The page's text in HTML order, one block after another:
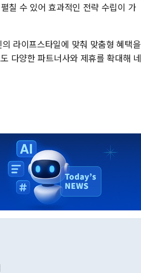
칠 수 있어 효과적인 전략 수립이 가
라이프스타일에 맞춰 맞춤형 혜택을
다양한 파트너사와 제휴를 확대해 네